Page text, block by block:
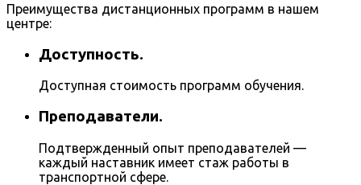
Преимущества дистанционных программ в нашем
центре:
Доступность.
Доступная стоимость программ обучения.
Преподаватели.
Подтвержденный опыт преподавателей —
каждый наставник имеет стаж работы в
транспортной сфере.